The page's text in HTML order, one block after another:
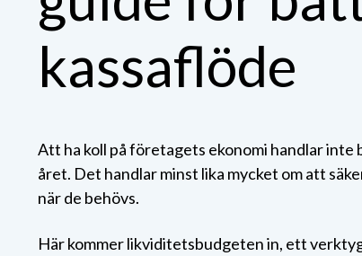
kassaflöde
Att ha koll på företagets ekonomi handlar
året. Det handlar minst lika mycket om att
när de behövs.
Här kommer likviditetsbudgeten in, ett